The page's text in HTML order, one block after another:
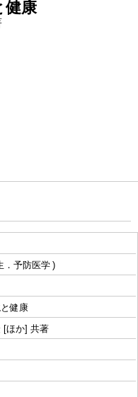
健康
．予防医学
健康
[ほか] 共著